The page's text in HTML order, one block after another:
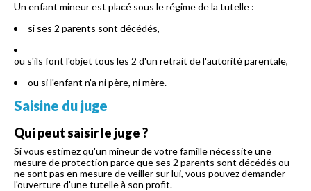
Un enfant mineur est placé sous le régime de la tutelle :
si ses 2 parents sont décédés,
ou s'ils font l'objet tous les 2 d'un retrait de l'autorité parentale,
ou si l'enfant n'a ni père, ni mère.
Saisine du juge
Qui peut saisir le juge ?
Si vous estimez qu'un mineur de votre famille nécessite une
mesure de protection parce que ses 2 parents sont décédés ou
ne sont pas en mesure de veiller sur lui, vous pouvez demander
l'ouverture d'une tutelle à son profit.